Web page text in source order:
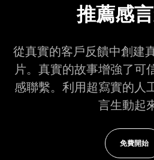
推薦感
從真實的客戶反饋中創建
片。真實的故事增強了可
感聯繫。利用超寫實的人
言生動起
免費開始